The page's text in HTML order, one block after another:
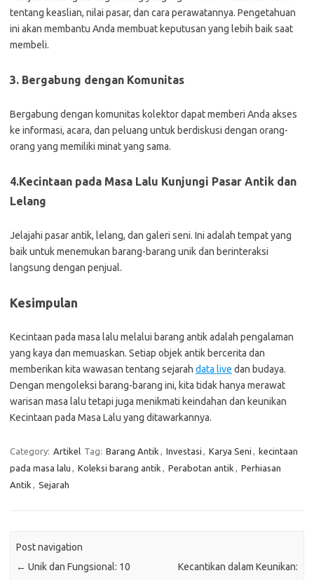
tentang keaslian, nilai pasar, dan cara perawatannya. Pengetahuan
ini akan membantu Anda membuat keputusan yang lebih baik saat
membeli.
3. Bergabung dengan Komunitas
Bergabung dengan komunitas kolektor dapat memberi Anda akses
ke informasi, acara, dan peluang untuk berdiskusi dengan orang-
orang yang memiliki minat yang sama.
4.Kecintaan pada Masa Lalu Kunjungi Pasar Antik dan
Lelang
Jelajahi pasar antik, lelang, dan galeri seni. Ini adalah tempat yang
baik untuk menemukan barang-barang unik dan berinteraksi
langsung dengan penjual.
Kesimpulan
Kecintaan pada masa lalu melalui barang antik adalah pengalaman
yang kaya dan memuaskan. Setiap objek antik bercerita dan
memberikan kita wawasan tentang sejarah data live dan budaya.
Dengan mengoleksi barang-barang ini, kita tidak hanya merawat
warisan masa lalu tetapi juga menikmati keindahan dan keunikan
Kecintaan pada Masa Lalu yang ditawarkannya.
Category: Artikel Tag: Barang Antik , Investasi , Karya Seni , kecintaan
pada masa lalu , Koleksi barang antik , Perabotan antik , Perhiasan
Antik , Sejarah
Post navigation
← Unik dan Fungsional: 10
Kecantikan dalam Keunikan: